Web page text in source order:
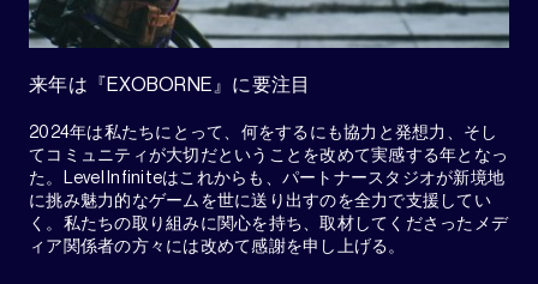
来年は『EXOBORNE』に要注目
2024年は私たちにとって、何をするにも協力と発想力、そし
てコミュニティが大切だということを改めて実感する年となっ
た。Level Infiniteはこれからも、パートナースタジオが新境地
に挑み魅力的なゲームを世に送り出すのを全力で支援してい
く。私たちの取り組みに関心を持ち、取材してくださったメデ
ィア関係者の方々には改めて感謝を申し上げる。